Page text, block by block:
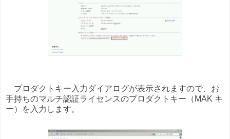
プロダクトキー入力ダイアログが表示されますので、お
手持ちのマルチ認証ライセンスのプロダクトキー（MAK キ
ー）を入力します。